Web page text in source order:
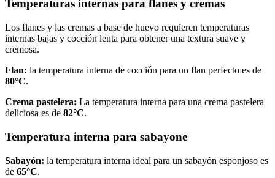
Temperaturas internas para flanes y cremas
Los flanes y las cremas a base de huevo requieren temperaturas
internas bajas y cocción lenta para obtener una textura suave y
cremosa.
Flan: la temperatura interna de cocción para un flan perfecto es de
80°C.
Crema pastelera: La temperatura interna para una crema pastelera
deliciosa es de 82°C.
Temperatura interna para sabayone
Sabayón: la temperatura interna ideal para un sabayón esponjoso es
de 65°C.